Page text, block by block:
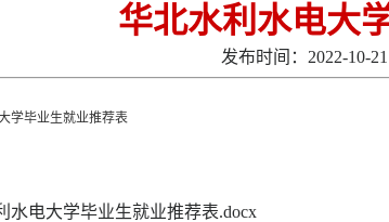
华北水利水电大
发布时间：2022-10-21
学毕业生就业推荐表
水电大学毕业生就业推荐表.docx